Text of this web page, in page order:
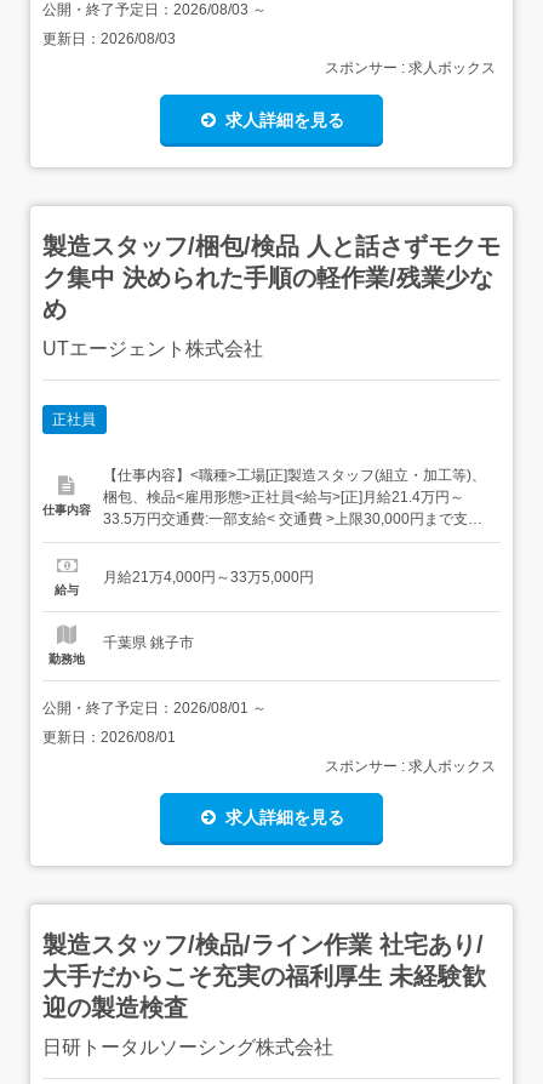
公開・終了予定日： 2026/08/03 ～
更新日： 2026/08/03
スポンサー : 求人ボックス
求人詳細を見る
製造スタッフ/梱包/検品 人と話さずモクモ
ク集中 決められた手順の軽作業/残業少な
め
UTエージェント株式会社
正社員
仕事内容
【仕事内容】<職種>工場[正]製造スタッフ(組立・加工等)、
梱包、検品<雇用形態>正社員<給与>[正]月給21.4万円～
33.5万円交通費:一部支給< 交通費 >上限30,000円まで支給
会社規定有り< その他手当など >残業手当:全額支給休日出
度スタート 給与受取日を「選べる」!働いた分...
給与
月給21万4,000円～33万5,000円
勤務地
千葉県 銚子市
公開・終了予定日： 2026/08/01 ～
更新日： 2026/08/01
スポンサー : 求人ボックス
求人詳細を見る
製造スタッフ/検品/ライン作業 社宅あり/
大手だからこそ充実の福利厚生 未経験歓
迎の製造検査
日研トータルソーシング株式会社